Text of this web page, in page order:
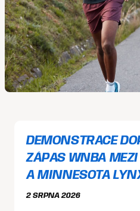
DEMONSTRACE
ZÁPAS WNBA
A MINNESOTA
2 SRPNA 2026